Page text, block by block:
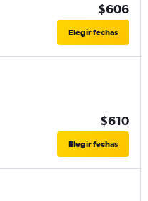
$606
Elegir fechas
$610
Elegir fechas